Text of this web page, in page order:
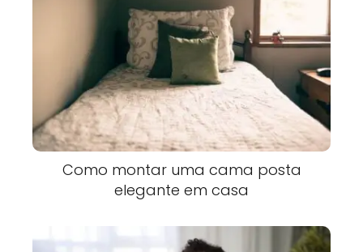
Como montar uma cama posta
elegante em casa